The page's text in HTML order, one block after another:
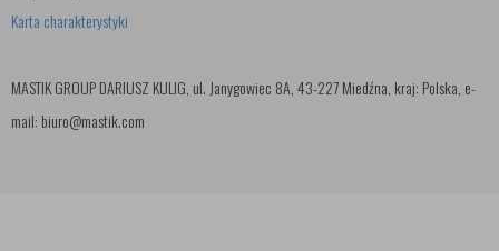
Karta charakterystyki
MASTIK GROUP DARIUSZ KULIG, ul. Janygowiec 8A, 43-227 Miedźna, kraj: Polska, e-
mail: biuro@mastik.com